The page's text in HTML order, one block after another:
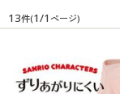
ジュニア・ティー
メンズ下着
家電
キッチン・雑貨・
寝具・インテリア
家具・収納
美容・健康
美容・健康通販す
制服・スクール
在庫
カテゴリ
13件(1/1 ページ)